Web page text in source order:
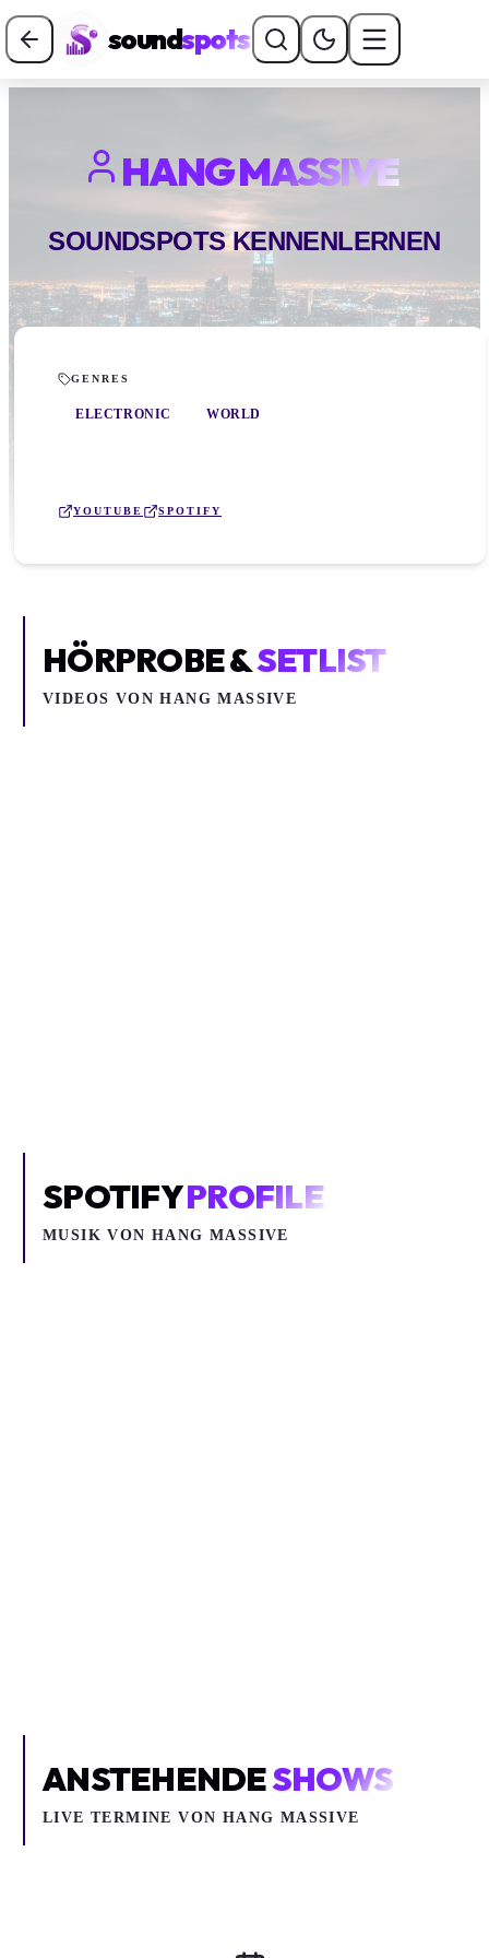
soundspots
HANG MASSIVE
SOUNDSPOTS KENNENLERNEN
GENRES
ELECTRONIC WORLD
YOUTUBE SPOTIFY
HÖRPROBE &SETLIST
VIDEOS VONHANG MASSIVE
SPOTIFYPROFILE
MUSIK VONHANG MASSIVE
ANSTEHENDESHOWS
LIVE TERMINE VON HANG MASSIVE